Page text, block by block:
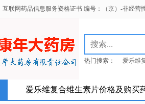
互联网药品信息服务资格证书 编号：（京）-非经营
热门搜索： 爱乐维
爱乐维复合维生素片价格及购买